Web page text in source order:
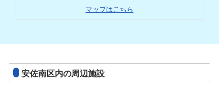
マップはこちら
安佐南区内の周辺施設